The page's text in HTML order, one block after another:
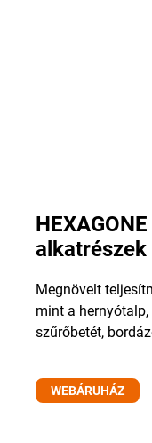
alkatrészek
Megnövelt
mint a hernyótalp,
szűrőbetét,
WEBÁRUHÁZ